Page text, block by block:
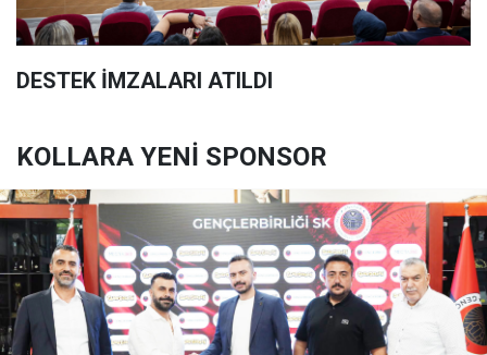
DESTEK İMZALARI ATILDI
KOLLARA YENİ SPONSOR